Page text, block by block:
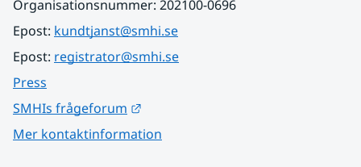
Organisationsnummer: 202100-0696
Epost: kundtjanst@smhi.se
Epost: registrator@smhi.se
Press
SMHIs frågeforum
Mer kontaktinformation